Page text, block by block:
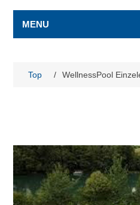
MENU
Top / WellnessPool